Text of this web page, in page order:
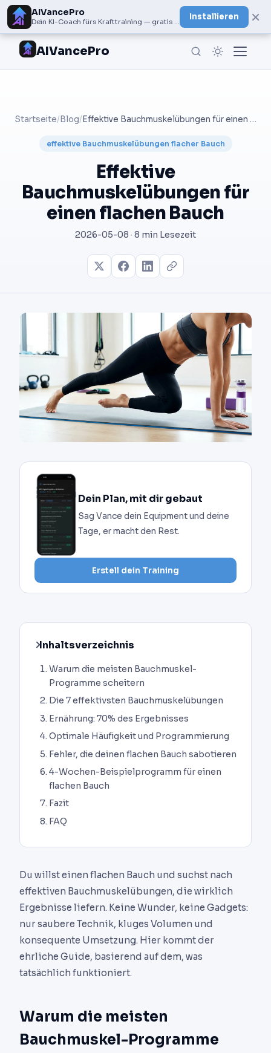
AIVancePro
Dein KI-Coach fürs Krafttraining — gratis bei Google Play
Installieren ×
AIVancePro
Startseite/ Blog/ Effektive Bauchmuskelübungen für einen flachen Bauch
effektive Bauchmuskelübungen flacher Bauch
Effektive
Bauchmuskelübungen für
einen flachen Bauch
2026-05-08 · 8 min Lesezeit
Dein Plan, mit dir gebaut
Sag Vance dein Equipment und deine
Tage, er macht den Rest.
Erstell dein Training
Inhaltsverzeichnis
Warum die meisten Bauchmuskel-
Programme scheitern
Die 7 effektivsten Bauchmuskelübungen
Ernährung: 70% des Ergebnisses
Optimale Häufigkeit und Programmierung
Fehler, die deinen flachen Bauch sabotieren
4-Wochen-Beispielprogramm für einen
flachen Bauch
Fazit
FAQ
Du willst einen flachen Bauch und suchst nach
effektiven Bauchmuskelübungen, die wirklich
Ergebnisse liefern. Keine Wunder, keine Gadgets:
nur saubere Technik, kluges Volumen und
konsequente Umsetzung. Hier kommt der
ehrliche Guide, basierend auf dem, was
tatsächlich funktioniert.
Warum die meisten
Bauchmuskel-Programme